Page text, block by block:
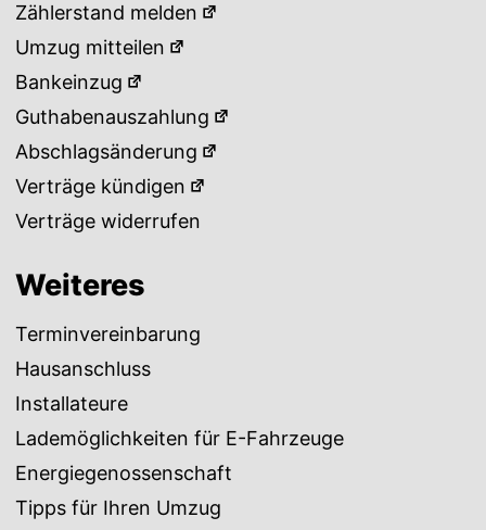
Zählerstand melden
Umzug mitteilen
Bankeinzug
Guthabenauszahlung
Abschlagsänderung
Verträge kündigen
Verträge widerrufen
Weiteres
Terminvereinbarung
Hausanschluss
Installateure
Lademöglichkeiten für E-Fahrzeuge
Energiegenossenschaft
Tipps für Ihren Umzug